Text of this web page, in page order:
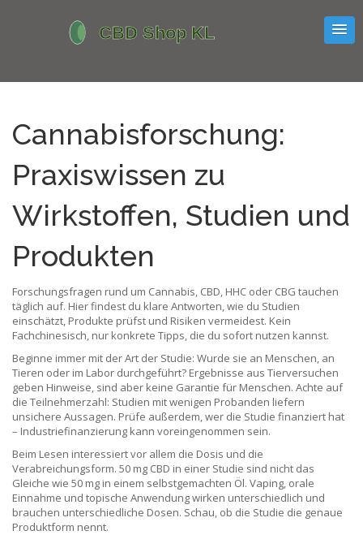
Cannabisforschung:
Praxiswissen zu
Wirkstoffen, Studien und
Produkten
Forschungsfragen rund um Cannabis, CBD, HHC oder CBG tauchen
täglich auf. Hier findest du klare Antworten, wie du Studien
einschätzt, Produkte prüfst und Risiken vermeidest. Kein
Fachchinesisch, nur konkrete Tipps, die du sofort nutzen kannst.
Beginne immer mit der Art der Studie: Wurde sie an Menschen, an
Tieren oder im Labor durchgeführt? Ergebnisse aus Tierversuchen
geben Hinweise, sind aber keine Garantie für Menschen. Achte auf
die Teilnehmerzahl: Studien mit wenigen Probanden liefern
unsichere Aussagen. Prüfe außerdem, wer die Studie finanziert hat
– Industriefinanzierung kann voreingenommen sein.
Beim Lesen interessiert vor allem die Dosis und die
Verabreichungsform. 50 mg CBD in einer Studie sind nicht das
Gleiche wie 50 mg in einem selbstgemachten Öl. Vaping, orale
Einnahme und topische Anwendung wirken unterschiedlich und
brauchen unterschiedliche Dosen. Schau, ob die Studie die genaue
Produktform nennt.